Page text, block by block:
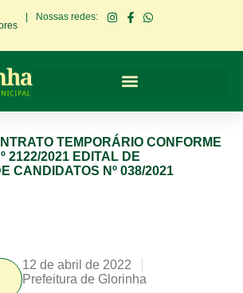
Nossas redes:
TEMPORÁRIO CONFORME
2122/2021 EDITAL DE
CANDIDATOS Nº 038/2021
12 de abril de 2022
Prefeitura de Glorinha